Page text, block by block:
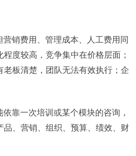
销费用、管理成本、人工费用同
度较高，竞争集中在价格层面；
板清楚，团队无法有效执行；企
靠一次培训或某个模块的咨询，
、营销、组织、预算、绩效、财